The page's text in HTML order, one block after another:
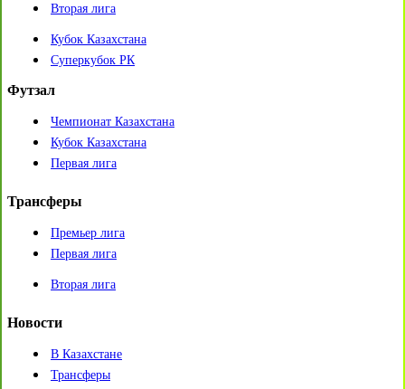
Вторая лига
Кубок Казахстана
Суперкубок РК
Футзал
Чемпионат Казахстана
Кубок Казахстана
Первая лига
Трансферы
Премьер лига
Первая лига
Вторая лига
Новости
В Казахстане
Трансферы